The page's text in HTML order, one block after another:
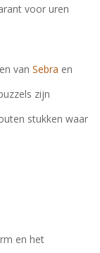
voor uren
van Sebra en
zijn
stukken waar
en het